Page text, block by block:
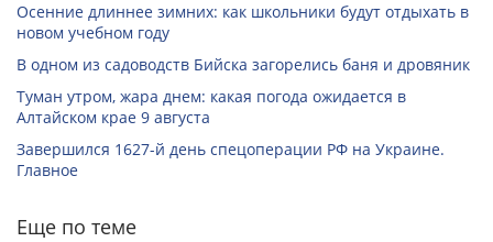
Осенние длиннее зимних: как школьники будут отдыхать в
новом учебном году
В одном из садоводств Бийска загорелись баня и дровяник
Туман утром, жара днем: какая погода ожидается в
Алтайском крае 9 августа
Завершился 1627-й день спецоперации РФ на Украине.
Главное
Еще по теме